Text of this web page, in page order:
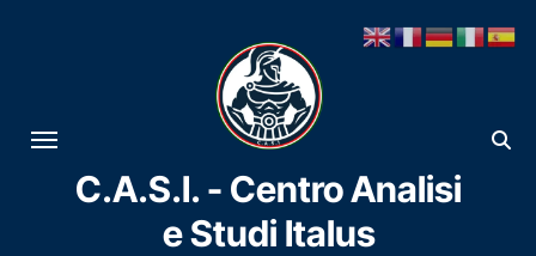
al
contenuto
C.A.S.I. - Centro Analisi
e Studi Italus